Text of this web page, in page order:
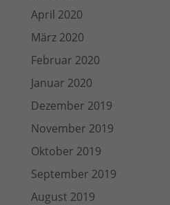
April 2020
März 2020
Februar 2020
Januar 2020
Dezember 2019
November 2019
Oktober 2019
September 2019
August 2019